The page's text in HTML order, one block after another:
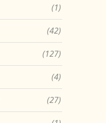
(1)
(42)
(127)
(4)
(27)